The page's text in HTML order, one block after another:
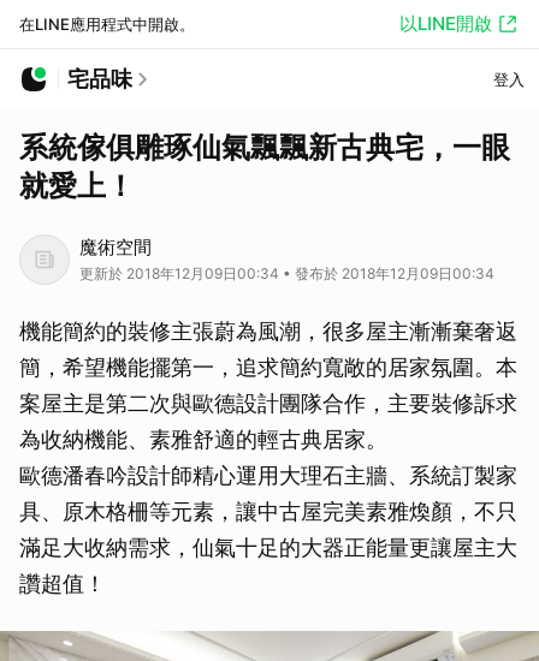
在LINE應用程式中開啟。 以LINE開啟
宅品味 登入
系統傢俱雕琢仙氣飄飄新古典宅，一眼
就愛上！
魔術空間
更新於 2018年12月09日00:34 • 發布於 2018年12月09日00:34
機能簡約的裝修主張蔚為風潮，很多屋主漸漸棄奢返
簡，希望機能擺第一，追求簡約寬敞的居家氛圍。本
案屋主是第二次與歐德設計團隊合作，主要裝修訴求
為收納機能、素雅舒適的輕古典居家。
歐德潘春吟設計師精心運用大理石主牆、系統訂製家
具、原木格柵等元素，讓中古屋完美素雅煥顏，不只
滿足大收納需求，仙氣十足的大器正能量更讓屋主大
讚超值！